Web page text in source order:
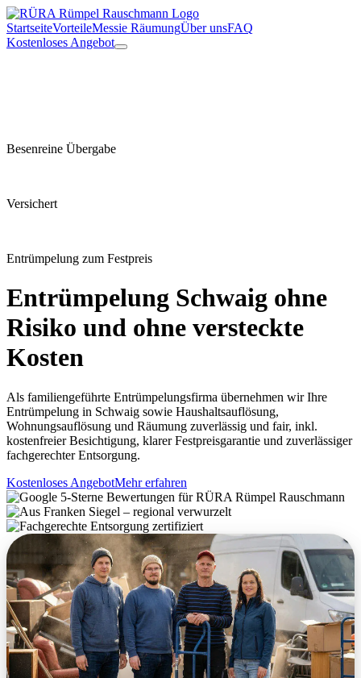
StartseiteVorteileMessie RäumungÜber unsFAQ
Kostenloses Angebot
Besenreine Übergabe
Versichert
Entrümpelung zum Festpreis
Entrümpelung Schwaig ohne
Risiko und ohne versteckte
Kosten
Als familiengeführte Entrümpelungsfirma übernehmen wir Ihre
Entrümpelung in Schwaig sowie Haushaltsauflösung,
Wohnungsauflösung und Räumung zuverlässig und fair, inkl.
kostenfreier Besichtigung, klarer Festpreisgarantie und zuverlässiger
fachgerechter Entsorgung.
Kostenloses AngebotMehr erfahren